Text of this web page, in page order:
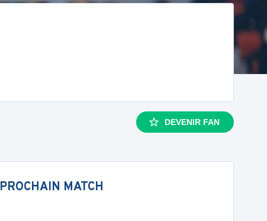
DEVENIR FAN
PROCHAIN MATCH